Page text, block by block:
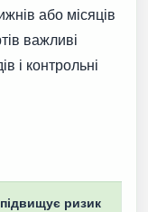
або місяців
важливі
і контрольні
ризик